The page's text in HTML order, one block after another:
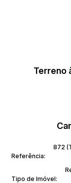
Terreno
Referência:
872
Tipo de Imóvel: